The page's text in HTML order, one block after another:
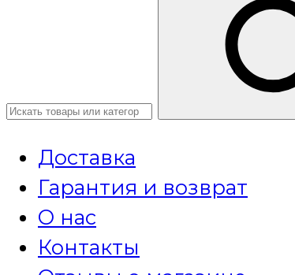
Доставка
Гарантия и возврат
О нас
Контакты